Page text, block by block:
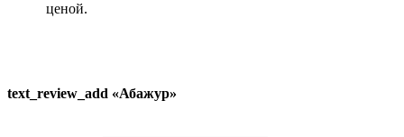
ценой.
text_review_add «Абажур»